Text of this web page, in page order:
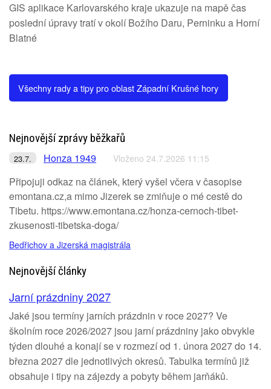
GIS aplikace Karlovarského kraje ukazuje na mapě čas
poslední úpravy tratí v okolí Božího Daru, Perninku a Horní
Blatné
Všechny rady a tipy pro oblast Západní Krušné hory
Nejnovější zprávy běžkařů
23.7. Honza 1949 Vloženo 24.7.2026 11:15
Připojuji odkaz na článek, který vyšel včera v časopise
emontana.cz,a mimo Jizerek se zmiňuje o mé cestě do
Tibetu. https://www.emontana.cz/honza-cernoch-tibet-
zkusenosti-tibetska-doga/
Bedřichov a Jizerská magistrála
Nejnovější články
Jarní prázdniny 2027
Jaké jsou termíny jarních prázdnin v roce 2027? Ve
školním roce 2026/2027 jsou jarní prázdniny jako obvykle
týden dlouhé a konají se v rozmezí od 1. února 2027 do 14.
března 2027 dle jednotlivých okresů. Tabulka termínů již
obsahuje i tipy na zájezdy a pobyty během jarňáků.